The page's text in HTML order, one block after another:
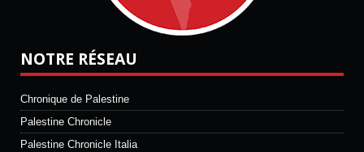
NOTRE RÉSEAU
Chronique de Palestine
Palestine Chronicle
Palestine Chronicle Italia